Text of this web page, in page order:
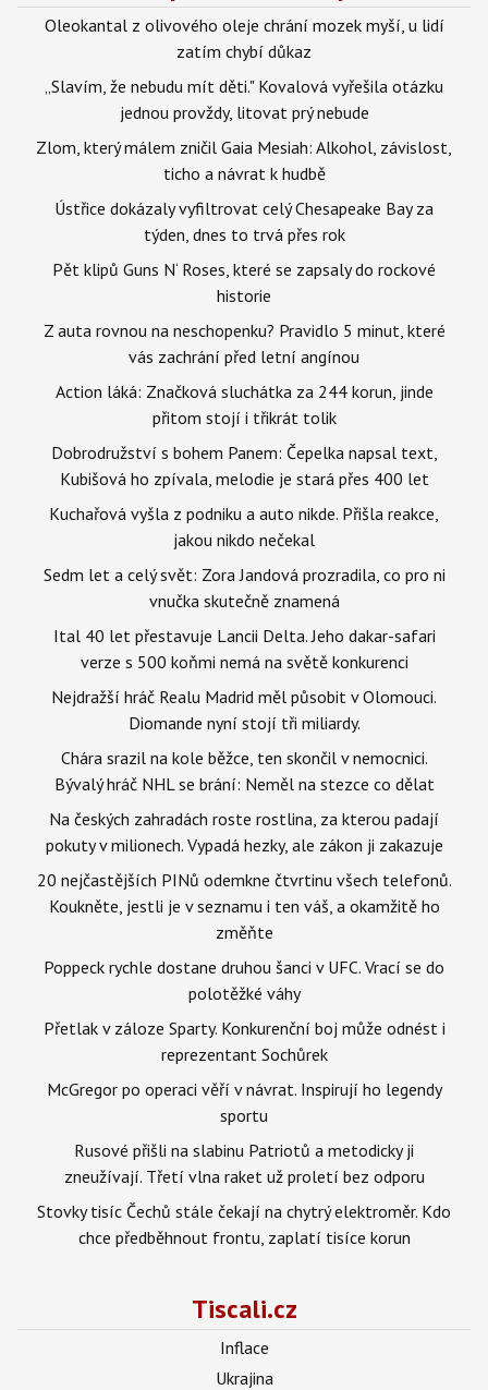
Oleokantal z olivového oleje chrání mozek myší, u lidí
zatím chybí důkaz
„Slavím, že nebudu mít děti." Kovalová vyřešila otázku
jednou provždy, litovat prý nebude
Zlom, který málem zničil Gaia Mesiah: Alkohol, závislost,
ticho a návrat k hudbě
Ústřice dokázaly vyfiltrovat celý Chesapeake Bay za
týden, dnes to trvá přes rok
Pět klipů Guns N‘ Roses, které se zapsaly do rockové
historie
Z auta rovnou na neschopenku? Pravidlo 5 minut, které
vás zachrání před letní angínou
Action láká: Značková sluchátka za 244 korun, jinde
přitom stojí i třikrát tolik
Dobrodružství s bohem Panem: Čepelka napsal text,
Kubišová ho zpívala, melodie je stará přes 400 let
Kuchařová vyšla z podniku a auto nikde. Přišla reakce,
jakou nikdo nečekal
Sedm let a celý svět: Zora Jandová prozradila, co pro ni
vnučka skutečně znamená
Ital 40 let přestavuje Lancii Delta. Jeho dakar-safari
verze s 500 koňmi nemá na světě konkurenci
Nejdražší hráč Realu Madrid měl působit v Olomouci.
Diomande nyní stojí tři miliardy.
Chára srazil na kole běžce, ten skončil v nemocnici.
Bývalý hráč NHL se brání: Neměl na stezce co dělat
Na českých zahradách roste rostlina, za kterou padají
pokuty v milionech. Vypadá hezky, ale zákon ji zakazuje
20 nejčastějších PINů odemkne čtvrtinu všech telefonů.
Koukněte, jestli je v seznamu i ten váš, a okamžitě ho
změňte
Poppeck rychle dostane druhou šanci v UFC. Vrací se do
polotěžké váhy
Přetlak v záloze Sparty. Konkurenční boj může odnést i
reprezentant Sochůrek
McGregor po operaci věří v návrat. Inspirují ho legendy
sportu
Rusové přišli na slabinu Patriotů a metodicky ji
zneužívají. Třetí vlna raket už proletí bez odporu
Stovky tisíc Čechů stále čekají na chytrý elektroměr. Kdo
chce předběhnout frontu, zaplatí tisíce korun
Tiscali.cz
Inflace
Ukrajina